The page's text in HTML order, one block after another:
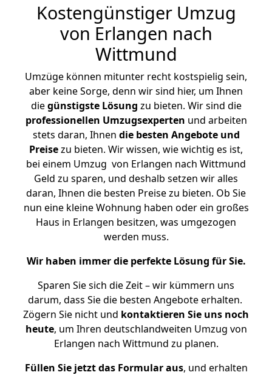
Kostengünstiger Umzug
von Erlangen nach
Wittmund
Umzüge können mitunter recht kostspielig sein,
aber keine Sorge, denn wir sind hier, um Ihnen
diegünstigste Lösung zu bieten. Wir sind die
professionellen Umzugsexperten und arbeiten
stets daran, Ihnen die besten Angebote und
Preisezu bieten. Wir wissen, wie wichtig es ist,
bei einem Umzug von Erlangen nach Wittmund
Geld zu sparen, und deshalb setzen wir alles
daran, Ihnen die besten Preise zu bieten. Ob Sie
nun eine kleine Wohnung haben oder ein großes
Haus in Erlangen besitzen, was umgezogen
werden muss.
Wir haben immer die perfekte Lösung für Sie.
Sparen Sie sich die Zeit – wir kümmern uns
darum, dass Sie die besten Angebote erhalten.
Zögern Sie nicht und kontaktieren Sie uns noch
heute, um Ihren deutschlandweiten Umzug von
Erlangen nach Wittmund zu planen.
Füllen Sie jetzt das Formular aus, und erhalten